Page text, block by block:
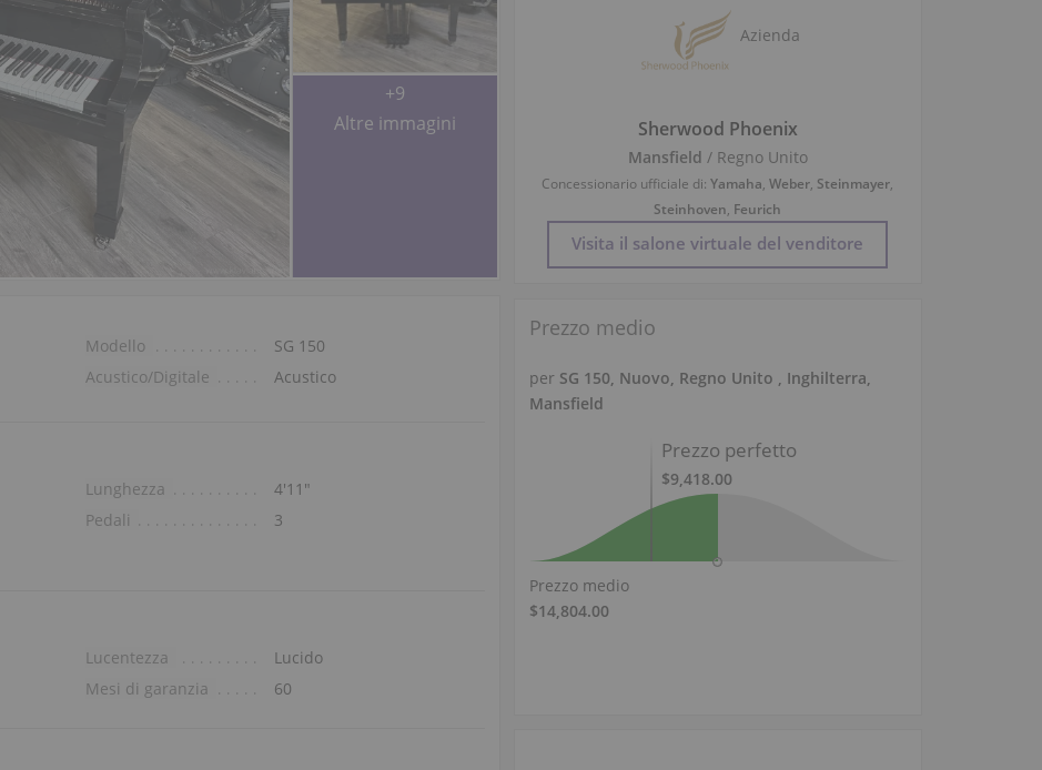
+9
Altre immagini
Modello
SG 150
Acustico/Digitale Acustico
Lunghezza
4′11″
Pedali
3
Lucentezza
Lucido
Mesi di garanzia 60
Azienda
Sherwood Phoenix
Mansfield / Regno Unito
Concessionario ufficiale di:Yamaha,Weber, Steinmayer,
Steinhoven, Feurich
Visita il salone virtuale del venditore
Prezzo medio
per SG 150, Nuovo, Regno Unito , Inghilterra,
Mansfield
Prezzo perfetto
$9,418.00
Prezzo medio
$14,804.00